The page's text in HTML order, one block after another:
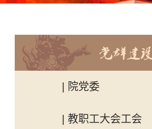
| 院党委
| 教职工大会工会